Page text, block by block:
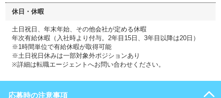
休日・休暇
土日祝日、年末年始、その他会社が定める休暇
年次有給休暇（入社時より付与。2年目15日、3年目以降は20日）
※1時間単位で有給休暇が取得可能
※土日祝日休みは一部対象外ポジションあり
※詳細は転職エージェントへお問い合わせください。
応募時の注意事項